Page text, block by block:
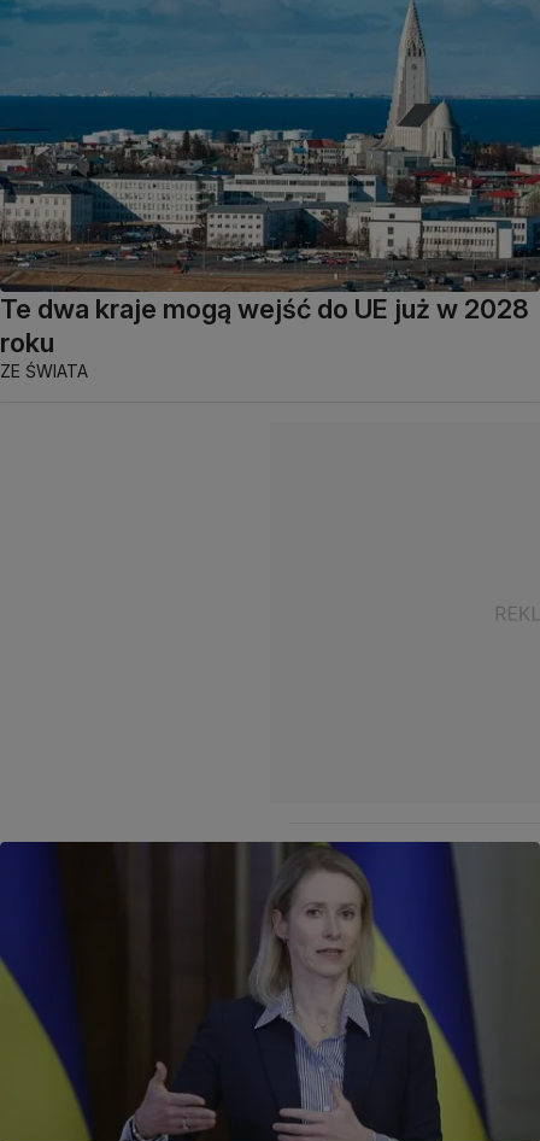
Te dwa kraje mogą wejść do UE już w 2028
roku
ZE ŚWIATA